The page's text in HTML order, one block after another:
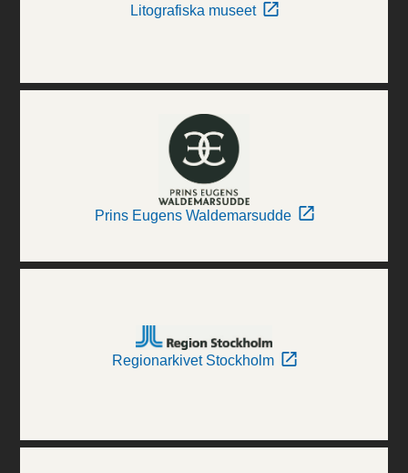
Litografiska museet
Prins Eugens Waldemarsudde
Regionarkivet Stockholm